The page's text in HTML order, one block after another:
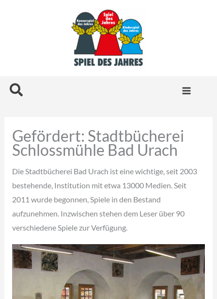
Suchen
Gefördert: Stadtbücherei
Schlossmühle Bad Urach
Die Stadtbücherei Bad Urach ist eine wichtige, seit 2003
bestehende, Institution mit etwa 13000 Medien. Seit
2011 wurde begonnen, Spiele in den Bestand
aufzunehmen. Inzwischen stehen dem Leser über 90
verschiedene Spiele zur Verfügung.